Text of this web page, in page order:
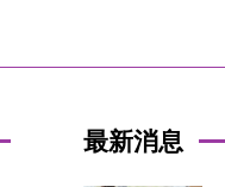
最新消息